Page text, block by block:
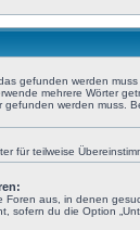
gefunden werden
mehrere Wörter
gefunden werden muss.
für teilweise
Foren aus, in denen
sofern du die Option